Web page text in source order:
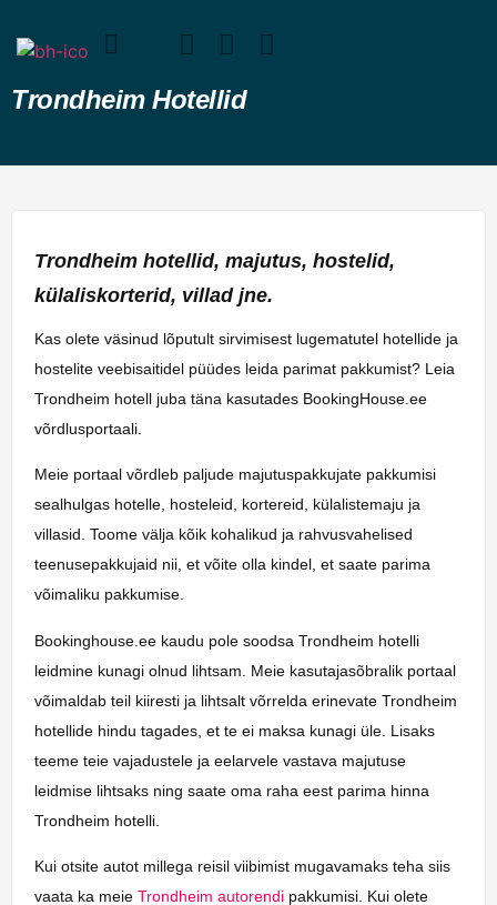
Trondheim Hotellid
Trondheim hotellid, majutus, hostelid,
külaliskorterid, villad jne.
Kas olete väsinud lõputult sirvimisest lugematutel hotellide ja
hostelite veebisaitidel püüdes leida parimat pakkumist? Leia
Trondheim hotell juba täna kasutades BookingHouse.ee
võrdlusportaali.
Meie portaal võrdleb paljude majutuspakkujate pakkumisi
sealhulgas hotelle, hosteleid, kortereid, külalistemaju ja
villasid. Toome välja kõik kohalikud ja rahvusvahelised
teenusepakkujaid nii, et võite olla kindel, et saate parima
võimaliku pakkumise.
Bookinghouse.ee kaudu pole soodsa Trondheim hotelli
leidmine kunagi olnud lihtsam. Meie kasutajasõbralik portaal
võimaldab teil kiiresti ja lihtsalt võrrelda erinevate Trondheim
hotellide hindu tagades, et te ei maksa kunagi üle. Lisaks
teeme teie vajadustele ja eelarvele vastava majutuse
leidmise lihtsaks ning saate oma raha eest parima hinna
Trondheim hotelli.
Kui otsite autot millega reisil viibimist mugavamaks teha siis
vaata ka meie Trondheim autorendi pakkumisi. Kui olete